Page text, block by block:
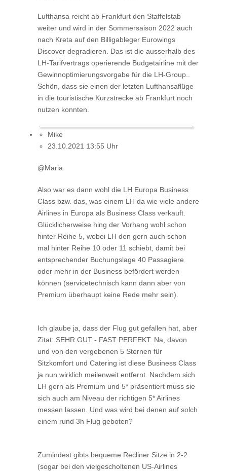
Lufthansa reicht ab Frankfurt den Staffelstab
weiter und wird in der Sommersaison 2022 auch
nach Kreta auf den Billigableger Eurowings
Discover degradieren. Das ist die ausserhalb des
LH-Tarifvertrags operierende Budgetairline mit der
Gewinnoptimierungsvorgabe für die LH-Group..
Schön, dass sie einen der letzten Lufthansaflüge
in die touristische Kurzstrecke ab Frankfurt noch
nutzen konnten.
Mike
23.10.2021 13:55 Uhr
@Maria
Also war es dann wohl die LH Europa Business
Class bzw. das, was einem LH da wie viele andere
Airlines in Europa als Business Class verkauft.
Glücklicherweise hing der Vorhang wohl schon
hinter Reihe 5, wobei LH den gern auch schon
mal hinter Reihe 10 oder 11 schiebt, damit bei
entsprechender Buchungslage 40 Passagiere
oder mehr in der Business befördert werden
können (servicetechnisch kann dann aber von
Premium überhaupt keine Rede mehr sein).
Ich glaube ja, dass der Flug gut gefallen hat, aber
Zitat: SEHR GUT - FAST PERFEKT. Na, davon
und von den vergebenen 5 Sternen für
Sitzkomfort und Catering ist diese Business Class
ja nun wirklich meilenweit entfernt. Nachdem sich
LH gern als Premium und 5* präsentiert muss sie
sich auch am Niveau der richtigen 5* Airlines
messen lassen. Und was wird bei denen auf solch
einem rund 3h Flug geboten?
Zumindest gibts bequeme Recliner Sitze in 2-2
(sogar bei den vielgescholtenen US-Airlines